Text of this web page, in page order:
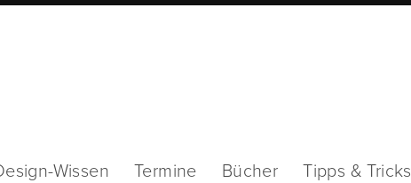
Wissen Termine Bücher Tipps & Tricks